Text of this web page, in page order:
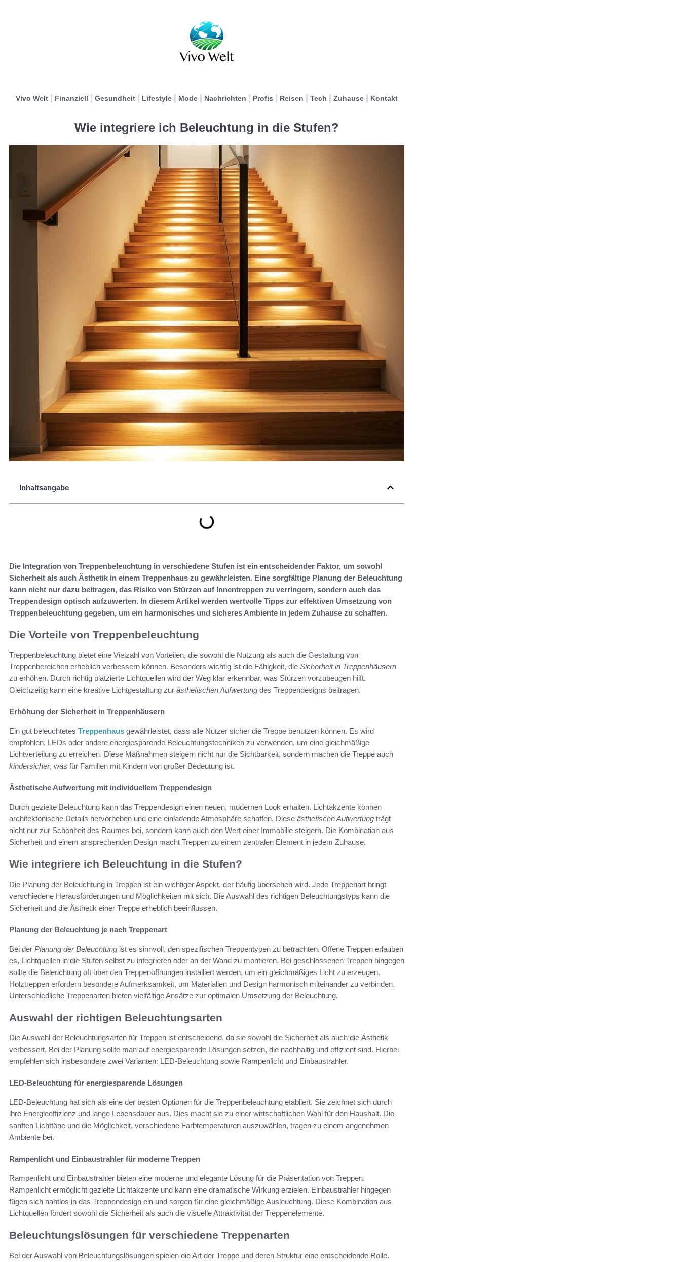
Vivo Welt Finanziell Gesundheit Lifestyle Mode Nachrichten Profis Reisen Tech Zuhause Kontakt
Wie integriere ich Beleuchtung in die Stufen?
Inhaltsangabe
Die Integration von Treppenbeleuchtung in verschiedene Stufen ist ein entscheidender Faktor, um sowohl
Sicherheit als auch Ästhetik in einem Treppenhaus zu gewährleisten. Eine sorgfältige Planung der Beleuchtung
kann nicht nur dazu beitragen, das Risiko von Stürzen auf Innentreppen zu verringern, sondern auch das
Treppendesign optisch aufzuwerten. In diesem Artikel werden wertvolle Tipps zur effektiven Umsetzung von
Treppenbeleuchtung gegeben, um ein harmonisches und sicheres Ambiente in jedem Zuhause zu schaffen.
Die Vorteile von Treppenbeleuchtung
Treppenbeleuchtung bietet eine Vielzahl von Vorteilen, die sowohl die Nutzung als auch die Gestaltung von
Treppenbereichen erheblich verbessern können. Besonders wichtig ist die Fähigkeit, die Sicherheit in Treppenhäusern
zu erhöhen. Durch richtig platzierte Lichtquellen wird der Weg klar erkennbar, was Stürzen vorzubeugen hilft.
Gleichzeitig kann eine kreative Lichtgestaltung zur ästhetischen Aufwertung des Treppendesigns beitragen.
Erhöhung der Sicherheit in Treppenhäusern
Ein gut beleuchtetes Treppenhaus gewährleistet, dass alle Nutzer sicher die Treppe benutzen können. Es wird
empfohlen, LEDs oder andere energiesparende Beleuchtungstechniken zu verwenden, um eine gleichmäßige
Lichtverteilung zu erreichen. Diese Maßnahmen steigern nicht nur die Sichtbarkeit, sondern machen die Treppe auch
kindersicher, was für Familien mit Kindern von großer Bedeutung ist.
Ästhetische Aufwertung mit individuellem Treppendesign
Durch gezielte Beleuchtung kann das Treppendesign einen neuen, modernen Look erhalten. Lichtakzente können
architektonische Details hervorheben und eine einladende Atmosphäre schaffen. Diese ästhetische Aufwertung trägt
nicht nur zur Schönheit des Raumes bei, sondern kann auch den Wert einer Immobilie steigern. Die Kombination aus
Sicherheit und einem ansprechenden Design macht Treppen zu einem zentralen Element in jedem Zuhause.
Wie integriere ich Beleuchtung in die Stufen?
Die Planung der Beleuchtung in Treppen ist ein wichtiger Aspekt, der häufig übersehen wird. Jede Treppenart bringt
verschiedene Herausforderungen und Möglichkeiten mit sich. Die Auswahl des richtigen Beleuchtungstyps kann die
Sicherheit und die Ästhetik einer Treppe erheblich beeinflussen.
Planung der Beleuchtung je nach Treppenart
Bei der Planung der Beleuchtung ist es sinnvoll, den spezifischen Treppentypen zu betrachten. Offene Treppen erlauben
es, Lichtquellen in die Stufen selbst zu integrieren oder an der Wand zu montieren. Bei geschlossenen Treppen hingegen
sollte die Beleuchtung oft über den Treppenöffnungen installiert werden, um ein gleichmäßiges Licht zu erzeugen.
Holztreppen erfordern besondere Aufmerksamkeit, um Materialien und Design harmonisch miteinander zu verbinden.
Unterschiedliche Treppenarten bieten vielfältige Ansätze zur optimalen Umsetzung der Beleuchtung.
Auswahl der richtigen Beleuchtungsarten
Die Auswahl der Beleuchtungsarten für Treppen ist entscheidend, da sie sowohl die Sicherheit als auch die Ästhetik
verbessert. Bei der Planung sollte man auf energiesparende Lösungen setzen, die nachhaltig und effizient sind. Hierbei
empfehlen sich insbesondere zwei Varianten: LED-Beleuchtung sowie Rampenlicht und Einbaustrahler.
LED-Beleuchtung für energiesparende Lösungen
LED-Beleuchtung hat sich als eine der besten Optionen für die Treppenbeleuchtung etabliert. Sie zeichnet sich durch
ihre Energieeffizienz und lange Lebensdauer aus. Dies macht sie zu einer wirtschaftlichen Wahl für den Haushalt. Die
sanften Lichttöne und die Möglichkeit, verschiedene Farbtemperaturen auszuwählen, tragen zu einem angenehmen
Ambiente bei.
Rampenlicht und Einbaustrahler für moderne Treppen
Rampenlicht und Einbaustrahler bieten eine moderne und elegante Lösung für die Präsentation von Treppen.
Rampenlicht ermöglicht gezielte Lichtakzente und kann eine dramatische Wirkung erzielen. Einbaustrahler hingegen
fügen sich nahtlos in das Treppendesign ein und sorgen für eine gleichmäßige Ausleuchtung. Diese Kombination aus
Lichtquellen fördert sowohl die Sicherheit als auch die visuelle Attraktivität der Treppenelemente.
Beleuchtungslösungen für verschiedene Treppenarten
Bei der Auswahl von Beleuchtungslösungen spielen die Art der Treppe und deren Struktur eine entscheidende Rolle.